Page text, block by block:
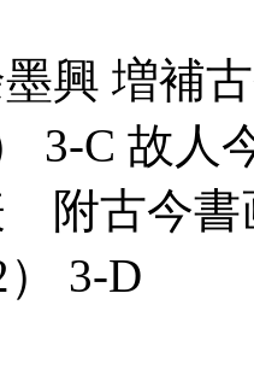
興 増補
3-C 故人
附古今書
3-D